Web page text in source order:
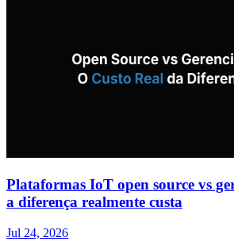
Plataformas IoT open source vs
a diferença realmente custa
Jul 24, 2026